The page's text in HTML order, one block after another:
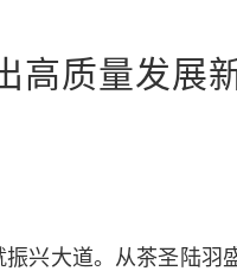
高质量发展
兴大道。从茶圣陆羽